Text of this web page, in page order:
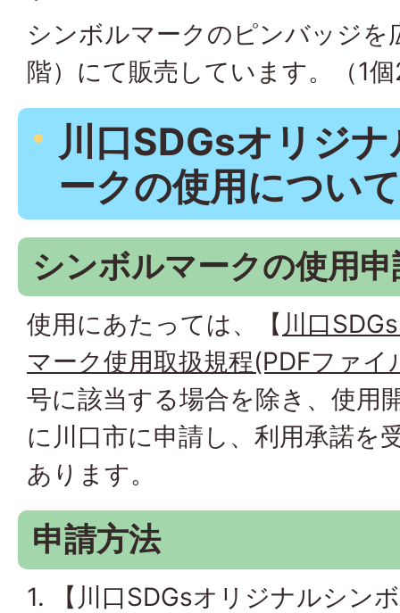
シンボルマークのピンバッジを
階）にて販売しています。（1
川口SDGsオリジ
ークの使用について
シンボルマークの使用
使用にあたっては、【 川口
マーク使用取扱規程(PDFファイ
号に該当する場合を除き、使用
に川口市に申請し、利用承諾を
あります。
申請方法
1. 【川口SDGsオリジナルシン